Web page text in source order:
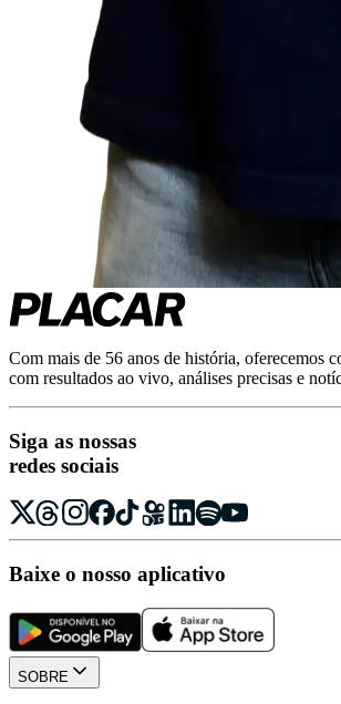
Com mais de 56 anos de história, oferecemos
com resultados ao vivo, análises precisas e
Siga as nossas
redes sociais
Baixe o nosso aplicativo
SOBRE